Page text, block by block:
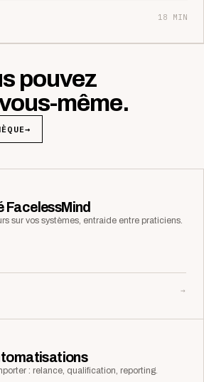
18 MIN
pouvez
même.
→
FacelessMind
sur vos systèmes, entraide entre praticiens.
→
: relance, qualification, reporting.